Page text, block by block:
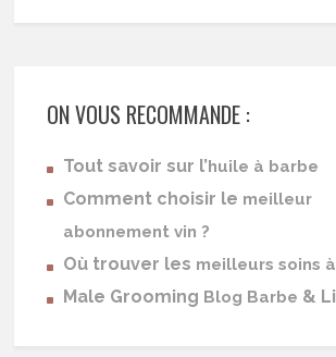
ON VOUS RECOMMANDE :
Tout savoir sur l’huile à barbe
Comment choisir le meilleur
abonnement vin ?
Où trouver les meilleurs soins
Male Grooming Blog Barbe &